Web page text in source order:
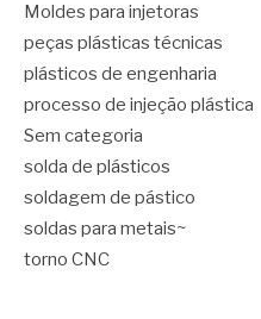
Moldes para injetoras
peças plásticas técnicas
plásticos de engenharia
processo de injeção plástica
Sem categoria
solda de plásticos
soldagem de pástico
soldas para metais~
torno CNC